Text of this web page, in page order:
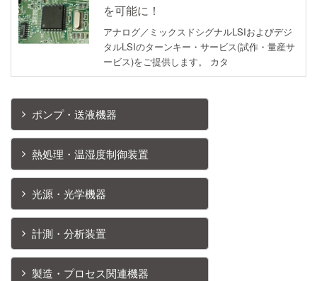
を可能に！
アナログ／ミックスドシグナルLSIおよびデジ
タルLSIのターンキー・サービス(試作・量産サ
ービス)をご提供します。 カタ
ポンプ・送液機器
熱処理・温湿度制御装置
光源・光学機器
計測・分析装置
製造・プロセス関連機器